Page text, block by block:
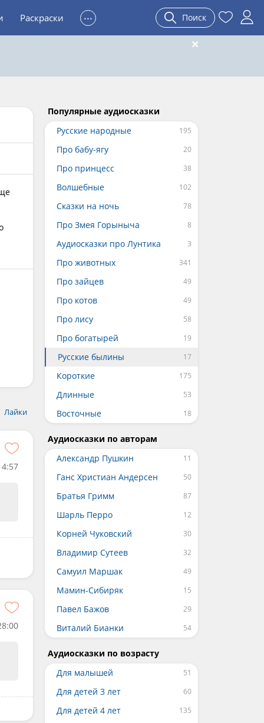
Раскраски ... Поиск
Лайки
Популярные аудиосказки
Русские народные
Про бабу-ягу
Про принцесс
Волшебные
Сказки на ночь
Про Змея Горыныча
Аудиосказки про Лунтика
Про животных
Про зайцев
Про котов
Про лису
Про богатырей
Русские былины
Короткие
Длинные
Восточные
Аудиосказки по авторам
Александр Пушкин
Ганс Христиан Андерсен
Братья Гримм
Шарль Перро
Корней Чуковский
Владимир Сутеев
Самуил Маршак
Мамин-Сибиряк
Павел Бажов
Виталий Бианки
Аудиосказки по возрасту
Для малышей
Для детей 3 лет
Для детей 4 лет